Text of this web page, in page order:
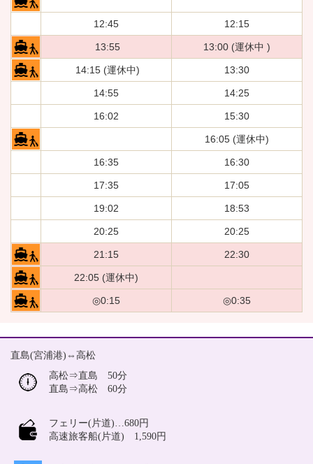
12:45 12:15
13:55 13:00 (運休中 )
14:15 (運休中) 13:30
14:55 14:25
16:02 15:30
16:05 (運休中)
16:35 16:30
17:35 17:05
19:02 18:53
20:25 20:25
21:15 22:30
22:05 (運休中)
◎0:15 ◎0:35
直島(宮浦港)⇔高松
高松⇒直島 50分
直島⇒高松 60分
フェリー(片道)…680円
高速旅客船(片道) 1,590円